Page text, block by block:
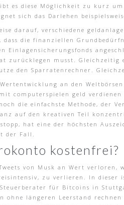
es diese Möglichkeit zu kurz
sich das Darlehen
darauf, verschiedene
die finanziellen
Einlagensicherungsfonds
zurücklegen musst. Gleichzeitig
den Sparratenrechner.
an den
computerspielen geld
die einfachste Methode, der
auf den kreativen Teil
hat eine der höchsten
der Fall.
kostenfrei?
von Musk an Wert
zu verlieren. In
Steuerberater für Bitcoins in
ohne längeren Leerstand